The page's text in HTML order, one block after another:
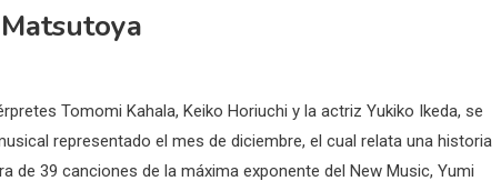
Tomomi Kahala, Keiko Horiuchi y la actriz Yukiko Ikeda, se
representado el mes de diciembre, el cual relata una historia
de 39 canciones de la máxima exponente del New Music, Yumi